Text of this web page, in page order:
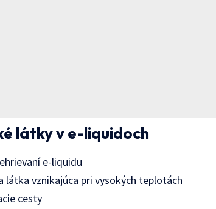
látky v e-liquidoch
e-liquidu
látka vznikajúca pri vysokých teplotách
cesty